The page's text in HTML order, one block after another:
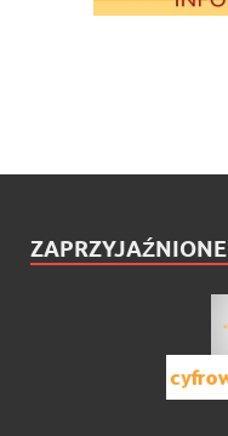
ZAPRZYJAŹNIONE